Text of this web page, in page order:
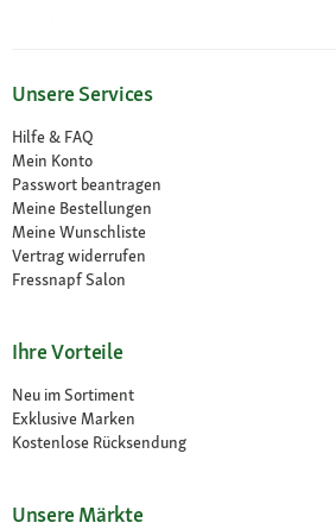
Unsere Services
Hilfe & FAQ
Mein Konto
Passwort beantragen
Meine Bestellungen
Meine Wunschliste
Vertrag widerrufen
Fressnapf Salon
Ihre Vorteile
Neu im Sortiment
Exklusive Marken
Kostenlose Rücksendung
Unsere Märkte